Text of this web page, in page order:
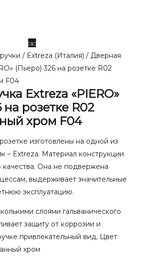
/ Extreza (Италия) / Дверная
(Пьеро) 326 на розетке R02
F04
Extreza «PIERO»
розетке R02
хром F04
изготовлены на одной из
– Extreza. Материал конструкции
Она не подвержена
выдерживает значительные
эксплуатацию.
слоями гальванического
защиту от коррозии и
привлекательный вид. Цвет
хром